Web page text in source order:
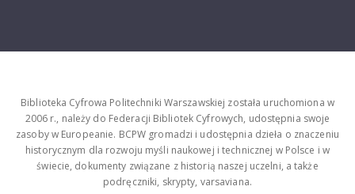
Biblioteka Cyfrowa Politechniki Warszawskiej została uruchomiona w
2006 r., należy do Federacji Bibliotek Cyfrowych, udostępnia swoje
zasoby w Europeanie. BCPW gromadzi i udostępnia dzieła o znaczeniu
historycznym dla rozwoju myśli naukowej i technicznej w Polsce i w
świecie, dokumenty związane z historią naszej uczelni, a także
podręczniki, skrypty, varsaviana.